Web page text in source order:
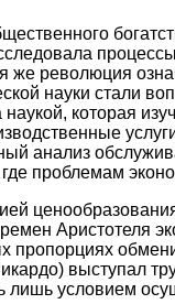
же революция
науки стали
которая
анализ
проблемам
Аристотеля
пропорциях
выступал
лишь условием